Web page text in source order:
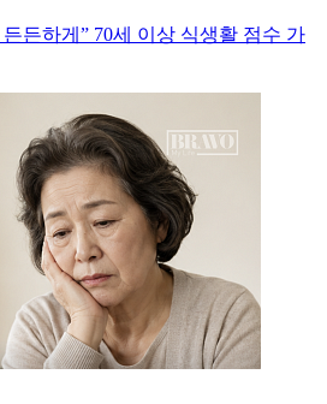
든하게” 70세 이상 식생활 점수 가